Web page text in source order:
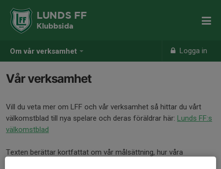
Om vår verksamhet Logga in
LUNDS FF
Klubbsida
Vår verksamhet
Vill du veta mer om LFF och vår verksamhet så hittar du vårt
välkomstblad till nya spelare och deras föräldrar här: Lunds FF:s
välkomstblad
Texten berättar kortfattat om vår målsättning, hur våra